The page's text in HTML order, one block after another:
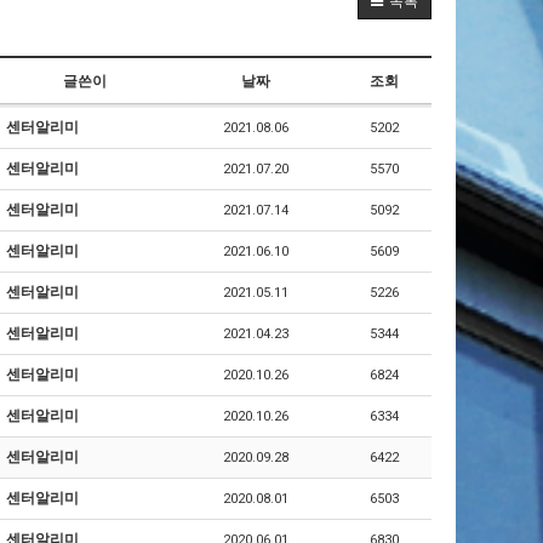
글쓴이 날짜 조회
센터알리미 2021.08.06 5202
센터알리미 2021.07.20 5570
센터알리미 2021.07.14 5092
센터알리미 2021.06.10 5609
센터알리미 2021.05.11 5226
센터알리미 2021.04.23 5344
센터알리미 2020.10.26 6824
센터알리미 2020.10.26 6334
센터알리미 2020.09.28 6422
센터알리미 2020.08.01 6503
센터알리미